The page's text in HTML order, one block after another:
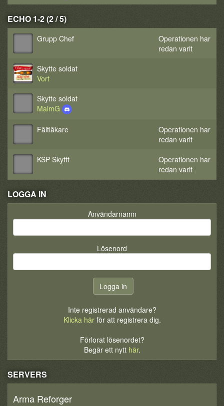
ECHO 1-2 (2 / 5)
Grupp Chef
Operationen har
redan varit
Skytte soldat
Vort
Skytte soldat
MalmG
Fältläkare
Operationen har
redan varit
KSP Skyttt
Operationen har
redan varit
LOGGA IN
Användarnamn
Lösenord
Inte registrerad användare?
Klicka härför att registrera dig.
Förlorat lösenordet?
Begär ett nytt här.
SERVERS
Arma Reforger